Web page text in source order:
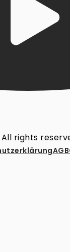
All rights
AGB